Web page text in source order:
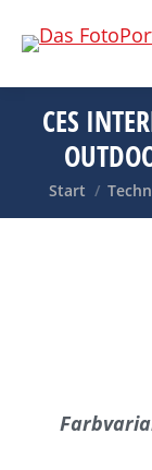
CES
Sie
Start